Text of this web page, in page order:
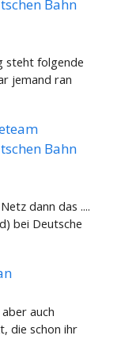
Bahn
steht folgende
jemand ran
Bahn
dann das ....
bei Deutsche
auch
die schon ihr